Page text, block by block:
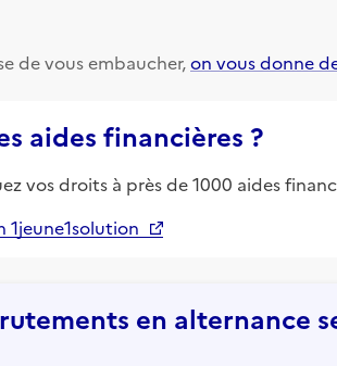
de vous embaucher,on vous donne
aides financières ?
vos droits à près de 1000 aides
en alternance